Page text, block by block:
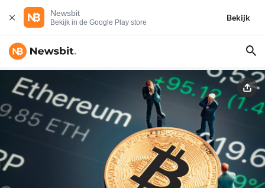
Newsbit
Bekijk in de Google Play store
Bekijk